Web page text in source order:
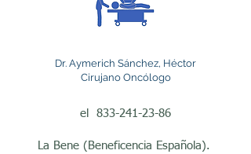
extirpación de tumores y
tratamiento junto con
otros especialistas como
Dr. Aymerich Sánchez, Héctor
Cirujano Oncólogo
el 833-241-23-86
La Bene (Beneficencia Española).